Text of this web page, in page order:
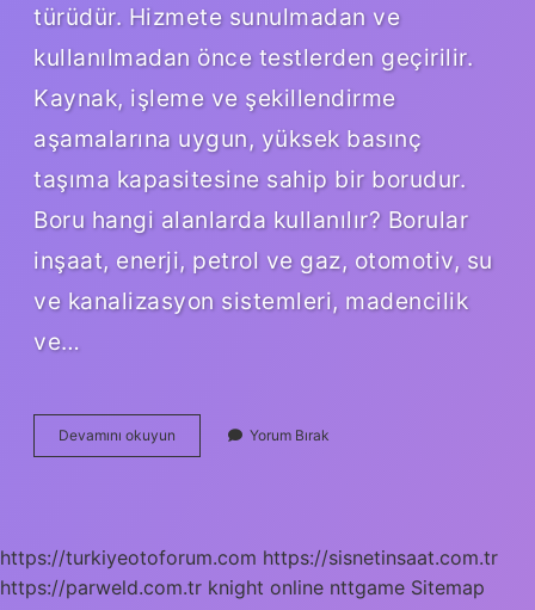
türüdür. Hizmete sunulmadan ve
kullanılmadan önce testlerden geçirilir.
Kaynak, işleme ve şekillendirme
aşamalarına uygun, yüksek basınç
taşıma kapasitesine sahip bir borudur.
Boru hangi alanlarda kullanılır? Borular
inşaat, enerji, petrol ve gaz, otomotiv, su
ve kanalizasyon sistemleri, madencilik
ve…
Devamını okuyun
Çekme
Yorum Bırak
https://turkiyeotoforum.com https://sisnetinsaat.com.tr
https://parweld.com.tr knight online nttgame Sitemap